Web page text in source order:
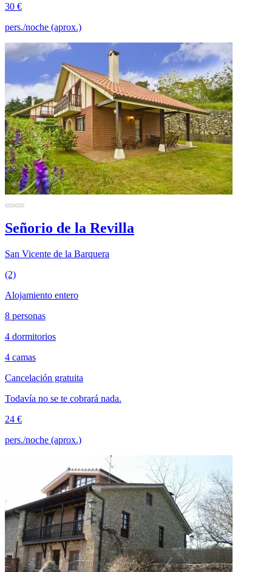
30 €
pers./noche (aprox.)
Señorio de la Revilla
San Vicente de la Barquera
(2)
Alojamiento entero
8 personas
4 dormitorios
4 camas
Cancelación gratuita
Todavía no se te cobrará nada.
24 €
pers./noche (aprox.)